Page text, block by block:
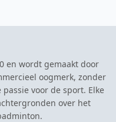
en wordt gemaakt door
oogmerk, zonder
voor de sport. Elke
over het